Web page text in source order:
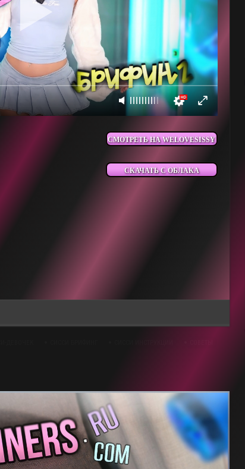
СМОТРЕТЬ НА WELOVESISSY
СКАЧАТЬ С ОБЛАКА